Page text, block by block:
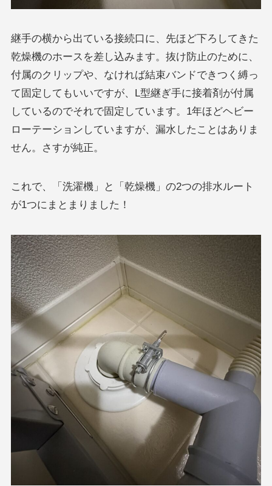
継手の横から出ている接続口に、先ほど下ろしてきた
乾燥機のホースを差し込みます。抜け防止のために、
付属のクリップや、なければ結束バンドできつく縛っ
て固定してもいいですが、L型継ぎ手に接着剤が付属
しているのでそれで固定しています。1年ほどヘビー
ローテーションしていますが、漏水したことはありま
せん。さすが純正。
これで、「洗濯機」と「乾燥機」の2つの排水ルート
が1つにまとまりました！